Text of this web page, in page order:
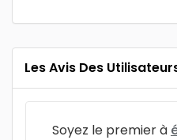
Les Avis Des
Soyez le premier à